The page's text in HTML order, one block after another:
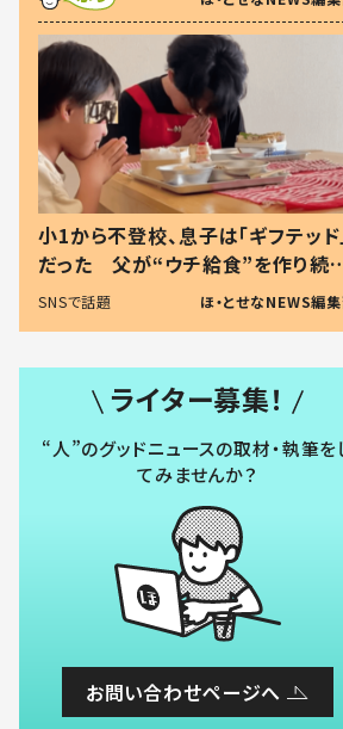
す！」「現行犯〜」
小1から不登校、息子は「ギフテッド
だった 父が“ウチ給食”を作り続
る理由とは #令和の親 #令和の子
SNSで話題 ほ・とせなNEWS編
ライター募集！
“人”のグッドニュースの取材・執筆を
てみませんか？
お問い合わせページへ